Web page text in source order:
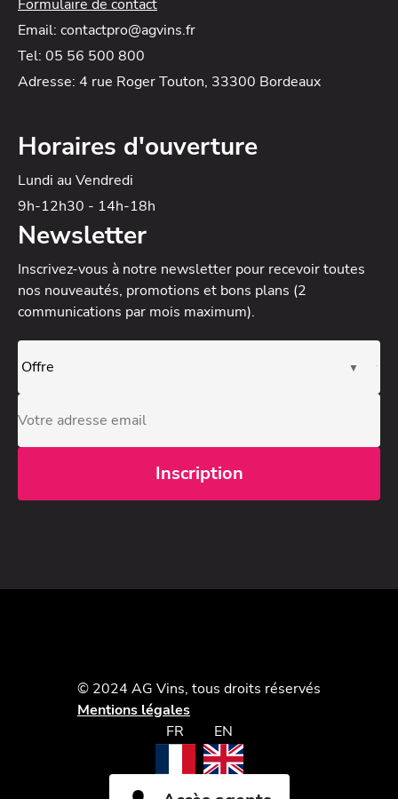
Formulaire de contact
Email: contactpro@agvins.fr
Tel: 05 56 500 800
Adresse: 4 rue Roger Touton, 33300 Bordeaux
Horaires d'ouverture
Lundi au Vendredi
9h-12h30 - 14h-18h
Newsletter
Inscrivez-vous à notre newsletter pour recevoir toutes
nos nouveautés, promotions et bons plans (2
communications par mois maximum).
© 2024 AG Vins, tous droits réservés
Mentions légales
FR
EN